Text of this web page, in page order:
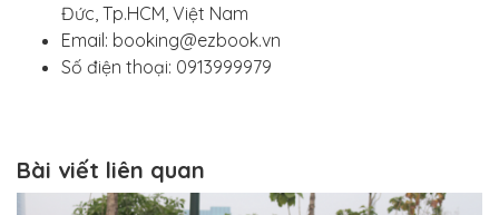
Đức, Tp.HCM, Việt Nam
Email: booking@ezbook.vn
Số điện thoại: 0913999979
Bài viết liên quan